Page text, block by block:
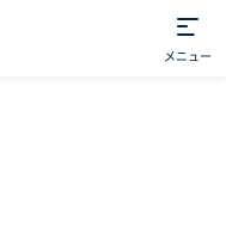
メニュー